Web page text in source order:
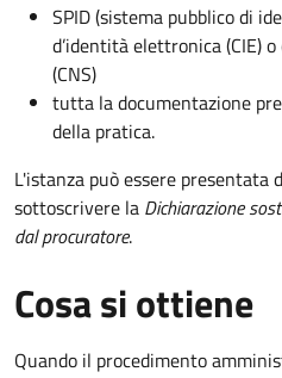
SPID (sistema pubblico di
d’identità elettronica (CIE)
(CNS)
tutta la documentazione
della pratica.
L'istanza può essere presentata
sottoscrivere la Dichiarazione
dal procuratore.
Cosa si ottiene
Quando il procedimento